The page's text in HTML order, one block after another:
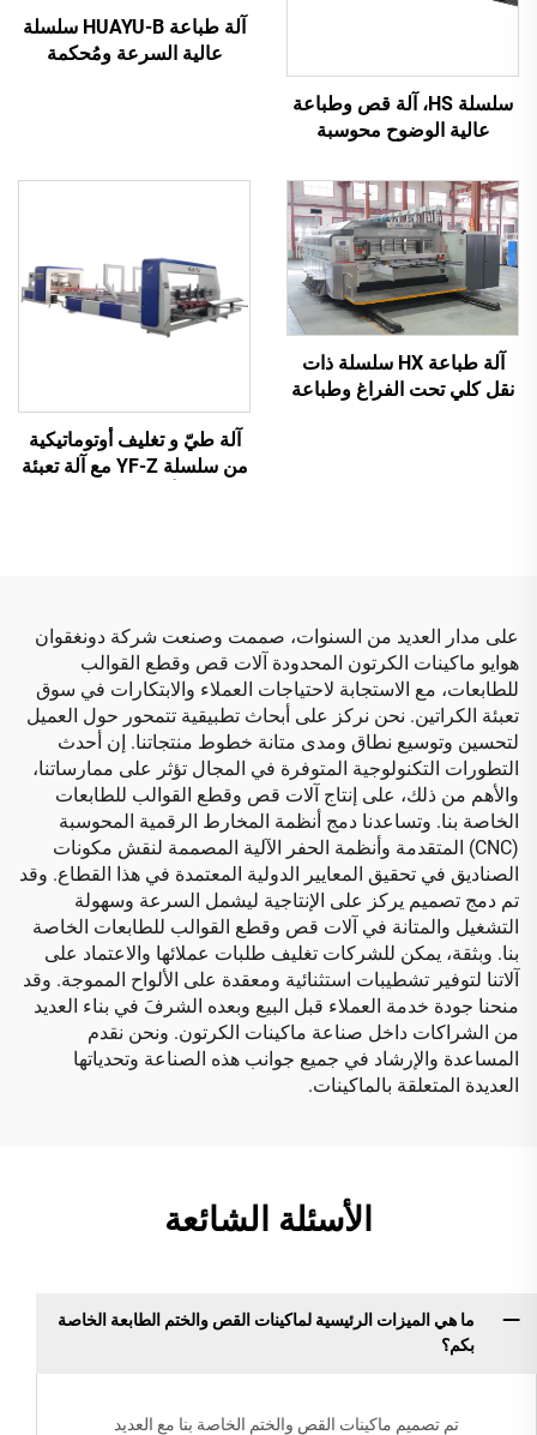
سلسلة HS، آلة قص وطباعة
عالية الوضوح محوسبة
بالكامل (طباعة علوية بنقل
فراغي)
آلة طباعة HUAYU-B سلسلة
عالية السرعة ومُحكمة
آلة طباعة HX سلسلة ذات
نقل كلي تحت الفراغ وطباعة
آلة طيّ و تغليف أوتوماتيكية
من سلسلة YF-Z مع آلة تعبئة
على مدار العديد من السنوات، صممت وصنعت شركة دونغقوان
هوايو ماكينات الكرتون المحدودة آلات قص وقطع القوالب
للطابعات، مع الاستجابة لاحتياجات العملاء والابتكارات في سوق
تعبئة الكراتين. نحن نركز على أبحاث تطبيقية تتمحور حول العميل
لتحسين وتوسيع نطاق ومدى متانة خطوط منتجاتنا. إن أحدث
التطورات التكنولوجية المتوفرة في المجال تؤثر على ممارساتنا،
والأهم من ذلك، على إنتاج آلات قص وقطع القوالب للطابعات
الخاصة بنا. وتساعدنا دمج أنظمة المخارط الرقمية المحوسبة
(CNC) المتقدمة وأنظمة الحفر الآلية المصممة لنقش مكونات
الصناديق في تحقيق المعايير الدولية المعتمدة في هذا القطاع. وقد
تم دمج تصميم يركز على الإنتاجية ليشمل السرعة وسهولة
التشغيل والمتانة في آلات قص وقطع القوالب للطابعات الخاصة
بنا. وبثقة، يمكن للشركات تغليف طلبات عملائها والاعتماد على
آلاتنا لتوفير تشطيبات استثنائية ومعقدة على الألواح المموجة. وقد
منحنا جودة خدمة العملاء قبل البيع وبعده الشرفَ في بناء العديد
من الشراكات داخل صناعة ماكينات الكرتون. ونحن نقدم
المساعدة والإرشاد في جميع جوانب هذه الصناعة وتحدياتها
العديدة المتعلقة بالماكينات.
الأسئلة الشائعة
ما هي الميزات الرئيسية لماكينات القص والختم الطابعة الخاصة
بكم؟
تم تصميم ماكينات القص والختم الخاصة بنا مع العديد